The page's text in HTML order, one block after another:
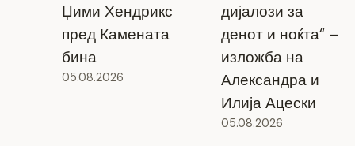
Џими Хендрикс
пред Камената
бина
05.08.2026
дијалози за
денот и ноќта“ –
изложба на
Александра и
Илија Ацески
05.08.2026